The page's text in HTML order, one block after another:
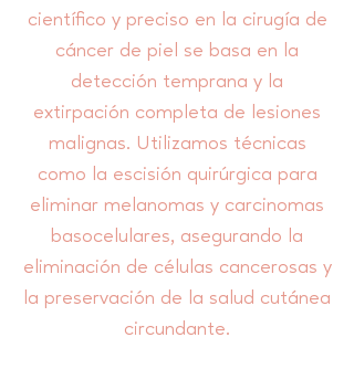
científico y preciso en la cirugía de
cáncer de piel se basa en la
detección temprana y la
extirpación completa de lesiones
malignas. Utilizamos técnicas
como la escisión quirúrgica para
eliminar melanomas y carcinomas
basocelulares, asegurando la
eliminación de células cancerosas y
la preservación de la salud cutánea
circundante.